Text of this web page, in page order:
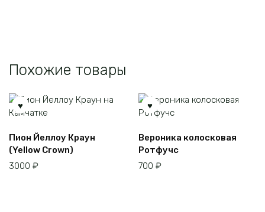
Похожие товары
Пион Йеллоу Краун
(Yellow Crown)
3000 ₽
Вероника колосковая
Ротфучс
700 ₽